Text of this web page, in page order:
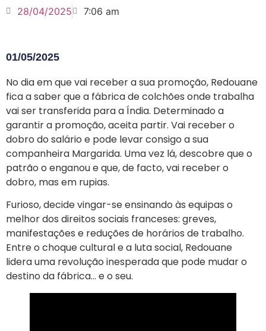
28/04/2025 7:06 am
01/05/2025
No dia em que vai receber a sua promoção, Redouane
fica a saber que a fábrica de colchões onde trabalha
vai ser transferida para a Índia. Determinado a
garantir a promoção, aceita partir. Vai receber o
dobro do salário e pode levar consigo a sua
companheira Margarida. Uma vez lá, descobre que o
patrão o enganou e que, de facto, vai receber o
dobro, mas em rupias.
Furioso, decide vingar-se ensinando às equipas o
melhor dos direitos sociais franceses: greves,
manifestações e reduções de horários de trabalho.
Entre o choque cultural e a luta social, Redouane
lidera uma revolução inesperada que pode mudar o
destino da fábrica… e o seu.